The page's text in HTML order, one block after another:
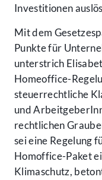
Investitionen
Mit dem
Punkte für
unterstrich
Homeoffice-
steuerrechtliche
und
rechtlichen
sei eine Regelung
Homoffice-Paket
Klimaschutz,